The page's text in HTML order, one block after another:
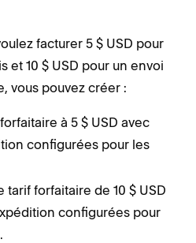
facturer 5 $ USD pour
et 10 $ USD pour un envoi
vous pouvez créer :
à 5 $ USD avec
configurées pour les
tarif forfaitaire de 10 $ USD
configurées pour
.